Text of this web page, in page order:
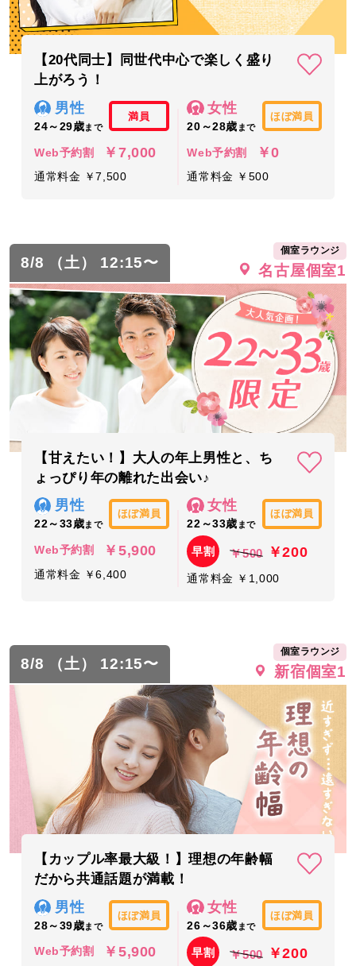
【20代同士】同世代中心で楽しく盛り
上がろう！
男性
24～29歳まで
満員
Web予約割 ￥7,000
通常料金 ￥7,500
女性
20～28歳 まで
ほぼ満員
Web予約割 ￥0
通常料金 ￥500
8/8 （土） 12:15〜
個室ラウンジ
名古屋個室1
【甘えたい！】大人の年上男性と、ち
ょっぴり年の離れた出会い♪
男性
22～33歳まで
ほぼ満員
Web予約割 ￥5,900
通常料金 ￥6,400
女性
22～33歳 まで
ほぼ満員
早割 ￥500 ￥200
通常料金 ￥1,000
8/8 （土） 12:15〜
個室ラウンジ
新宿個室1
【カップル率最大級！】理想の年齢幅
だから共通話題が満載！
男性
28～39歳まで
ほぼ満員
Web予約割 ￥5,900
女性
26～36歳 まで
ほぼ満員
早割 ￥500 ￥200